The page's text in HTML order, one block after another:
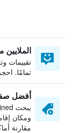
الملايين
تقييمات
تمامًا.
أفضل
ومكان
مقارنة